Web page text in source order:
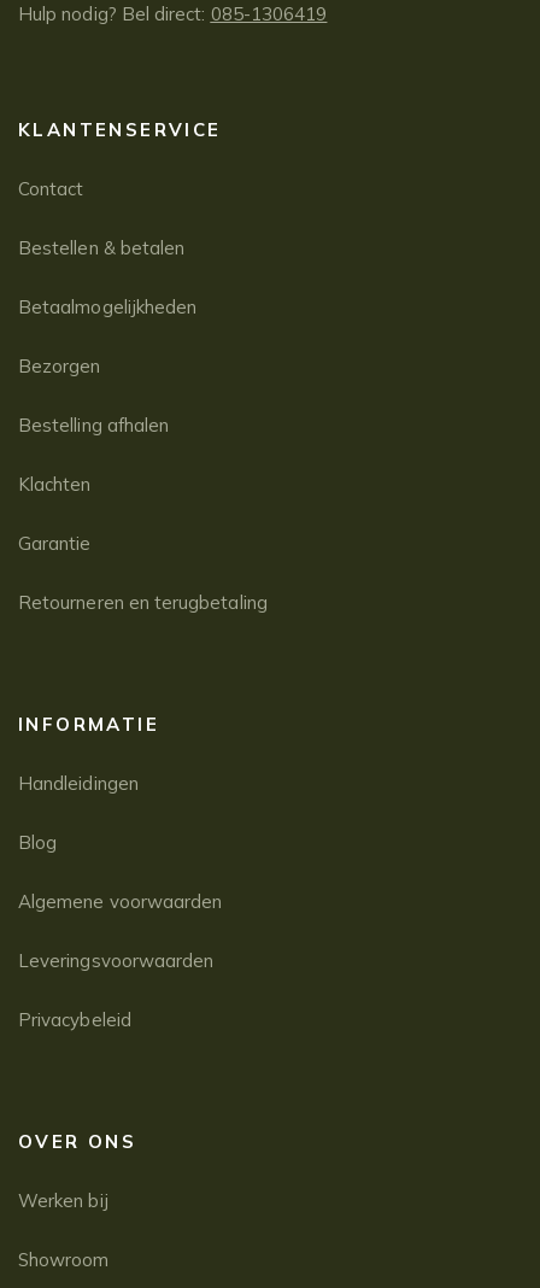
Hulp nodig? Bel direct: 085-1306419
KLANTENSERVICE
Contact
Bestellen & betalen
Betaalmogelijkheden
Bezorgen
Bestelling afhalen
Klachten
Garantie
Retourneren en terugbetaling
INFORMATIE
Handleidingen
Blog
Algemene voorwaarden
Leveringsvoorwaarden
Privacybeleid
OVER ONS
Werken bij
Showroom